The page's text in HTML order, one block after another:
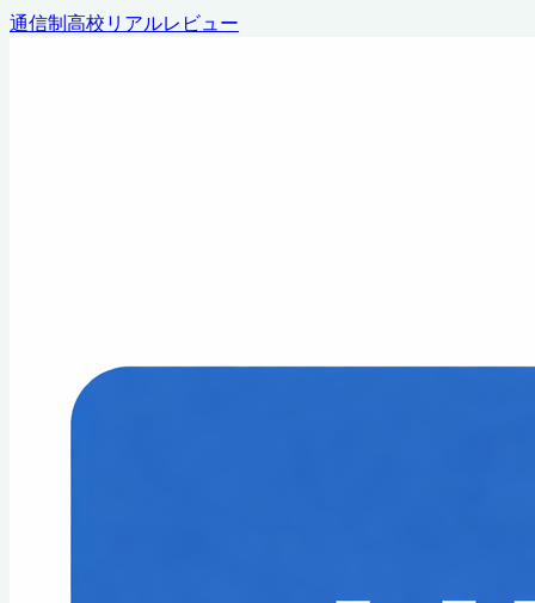
通信制高校リアルレビュー